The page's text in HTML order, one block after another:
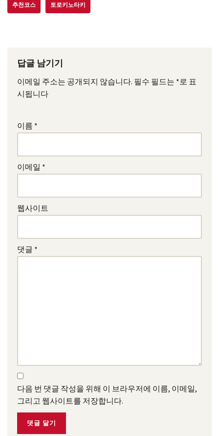
추천코스 토로키노타키
답글 남기기
이메일 주소는 공개되지 않습니다. 필수 필드는 *로 표
시됩니다
이름 *
이메일 *
웹사이트
댓글 *
다음 번 댓글 작성을 위해 이 브라우저에 이름, 이메일,
그리고 웹사이트를 저장합니다.